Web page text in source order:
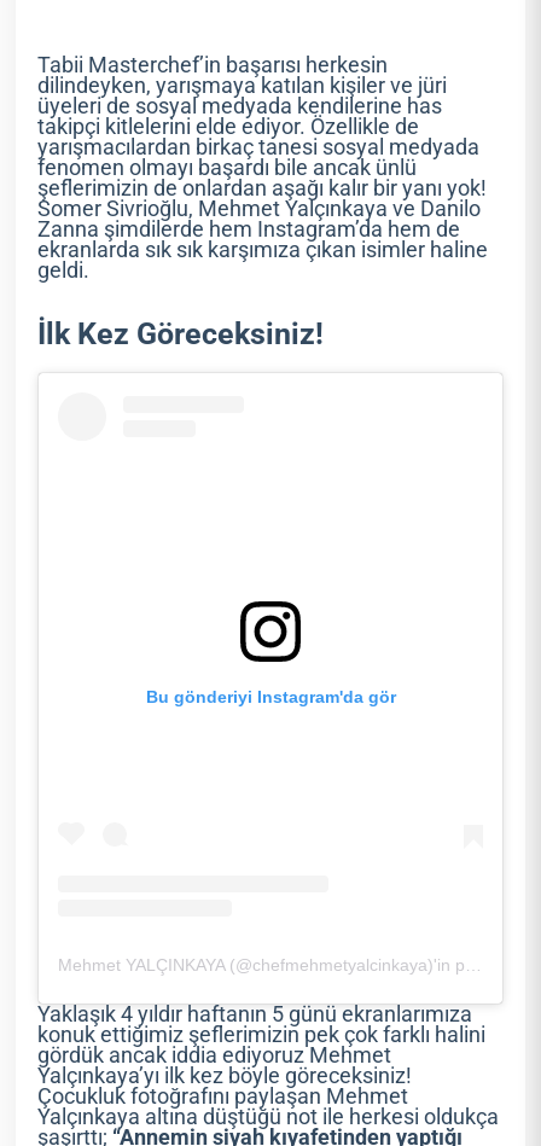
Tabii Masterchef’in başarısı herkesin
dilindeyken, yarışmaya katılan kişiler ve jüri
üyeleri de sosyal medyada kendilerine has
takipçi kitlelerini elde ediyor. Özellikle de
yarışmacılardan birkaç tanesi sosyal medyada
fenomen olmayı başardı bile ancak ünlü
şeflerimizin de onlardan aşağı kalır bir yanı yok!
Somer Sivrioğlu, Mehmet Yalçınkaya ve Danilo
Zanna şimdilerde hem Instagram’da hem de
ekranlarda sık sık karşımıza çıkan isimler haline
geldi.
İlk Kez Göreceksiniz!
Bu gönderiyi Instagram'da gör
Mehmet YALÇINKAYA (@chefmehmetyalcinkaya)'in paylaştığı bir gönderi
Yaklaşık 4 yıldır haftanın 5 günü ekranlarımıza
konuk ettiğimiz şeflerimizin pek çok farklı halini
gördük ancak iddia ediyoruz Mehmet
Yalçınkaya’yı ilk kez böyle göreceksiniz!
Çocukluk fotoğrafını paylaşan Mehmet
Yalçınkaya altına düştüğü not ile herkesi oldukça
şaşırttı; “Annemin siyah kıyafetinden yaptığı